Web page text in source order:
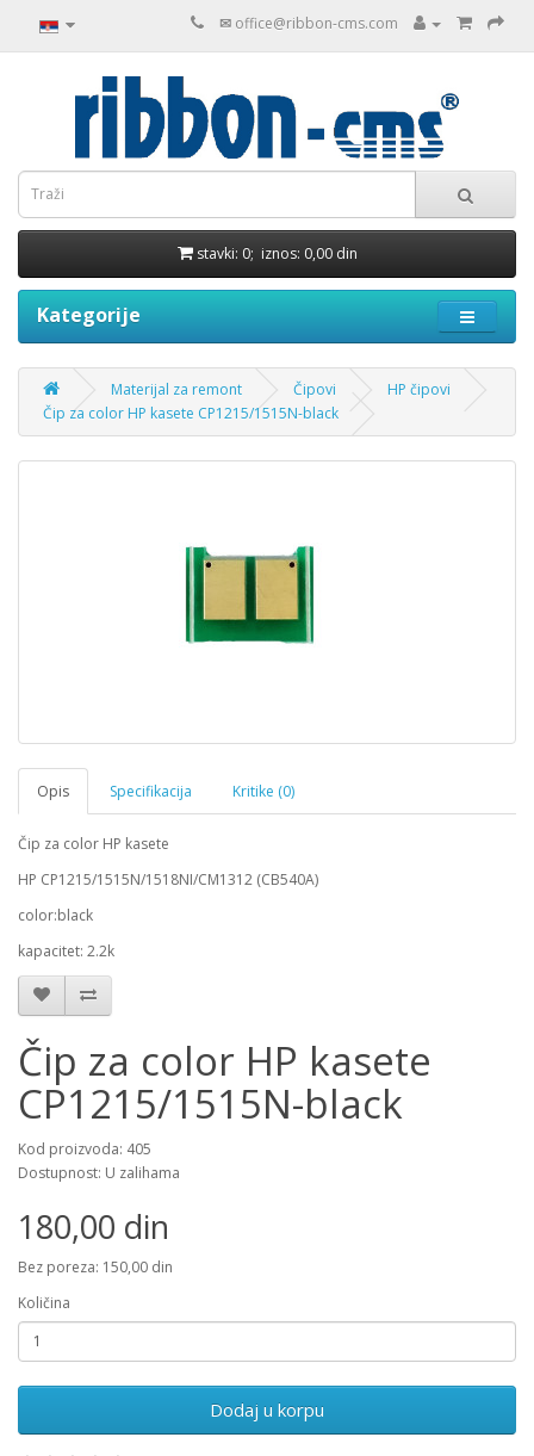
✉ office@ribbon-cms.com
stavki: 0; iznos: 0,00 din
Kategorije
Materijal za remont Čipovi
HP čipovi
Čip za color HP kasete CP1215/1515N-black
Opis Specifikacija Kritike (0)
Čip za color HP kasete
HP CP1215/1515N/1518NI/CM1312 (CB540A)
color:black
kapacitet: 2.2k
Čip za color HP kasete
CP1215/1515N-black
Kod proizvoda: 405
Dostupnost: U zalihama
180,00 din
Bez poreza: 150,00 din
Količina
Dodaj u korpu